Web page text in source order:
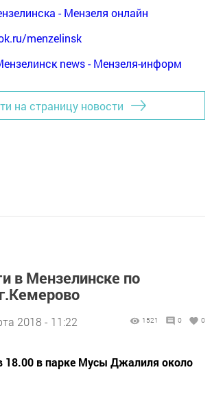
- Мензеля онлайн
menzelinsk
news - Мензеля-информ
на страницу новости
в Мензелинске по
2018 - 11:22 1521 0 0
18.00 в парке Мусы Джалиля около